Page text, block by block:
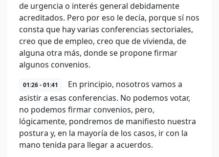
de urgencia o interés general debidamente
acreditados. Pero por eso le decía, porque sí nos
consta que hay varias conferencias sectoriales,
creo que de empleo, creo que de vivienda, de
alguna otra más, donde se propone firmar
algunos convenios.
01:26 - 01:41
En principio, nosotros vamos a
asistir a esas conferencias. No podemos votar,
no podemos firmar convenios, pero,
lógicamente, pondremos de manifiesto nuestra
postura y, en la mayoría de los casos, ir con la
mano tenida para llegar a acuerdos.